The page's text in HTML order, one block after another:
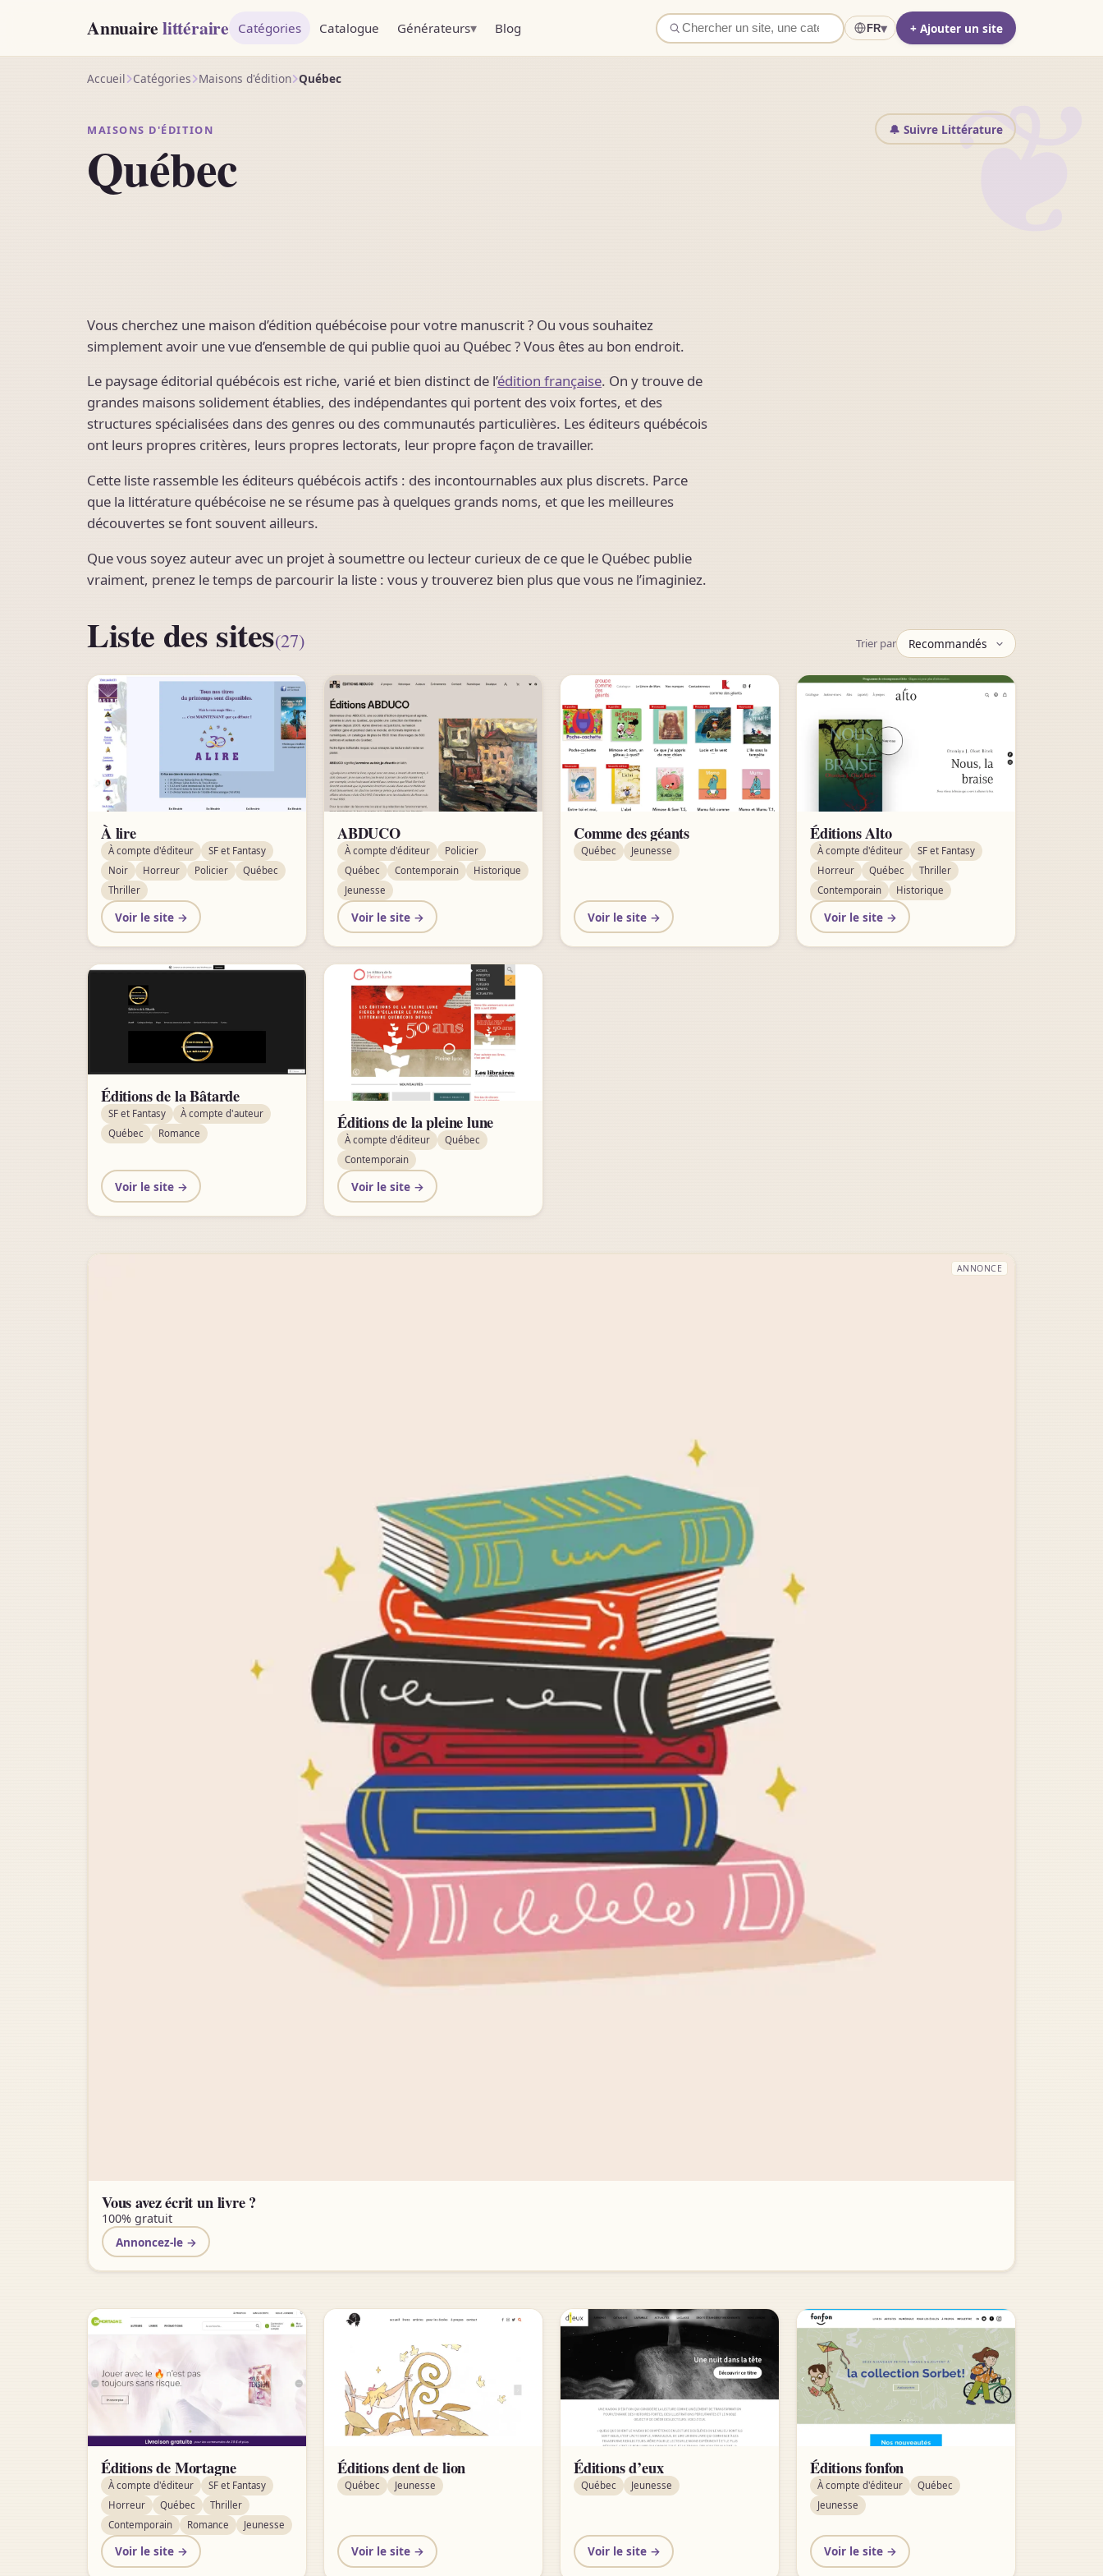
Annuairelittéraire Catégories Catalogue Générateurs▾ Blog FR▾ + Ajouter un site
❦
Accueil Catégories Maisons d'édition Québec
MAISONS D'ÉDITION
Québec
🔔 Suivre Littérature
Vous cherchez une maison d’édition québécoise pour votre manuscrit ? Ou vous souhaitez
simplement avoir une vue d’ensemble de qui publie quoi au Québec ? Vous êtes au bon endroit.
Le paysage éditorial québécois est riche, varié et bien distinct de l’édition française. On y trouve de
grandes maisons solidement établies, des indépendantes qui portent des voix fortes, et des
structures spécialisées dans des genres ou des communautés particulières. Les éditeurs québécois
ont leurs propres critères, leurs propres lectorats, leur propre façon de travailler.
Cette liste rassemble les éditeurs québécois actifs : des incontournables aux plus discrets. Parce
que la littérature québécoise ne se résume pas à quelques grands noms, et que les meilleures
découvertes se font souvent ailleurs.
Que vous soyez auteur avec un projet à soumettre ou lecteur curieux de ce que le Québec publie
vraiment, prenez le temps de parcourir la liste : vous y trouverez bien plus que vous ne l’imaginiez.
Liste des sites(27) Trier par
À lire
À compte d'éditeur
SF et Fantasy
Noir
Horreur Policier
Québec
Thriller
Voir le site →
ABDUCO
À compte d'éditeur
Policier
Québec
Contemporain
Historique
Jeunesse
Voir le site →
Comme des géants
Québec Jeunesse
Voir le site →
Éditions Alto
À compte d'éditeur
SF et Fantasy
Horreur
Québec
Thriller
Contemporain
Historique
Voir le site →
Éditions de la Bâtarde
SF et Fantasy
À compte d'auteur
Québec
Romance
Voir le site →
Éditions de la pleine lune
À compte d'éditeur
Québec
Contemporain
Voir le site →
ANNONCE
Vous avez écrit un livre ?
100% gratuit
Annoncez-le →
Éditions de Mortagne
À compte d'éditeur
SF et Fantasy
Horreur
Québec
Thriller
Contemporain
Romance Jeunesse
Voir le site →
Éditions dent de lion
Québec Jeunesse
Voir le site →
Éditions d’eux
Québec Jeunesse
Voir le site →
Éditions fonfon
À compte d'éditeur
Québec
Jeunesse
Voir le site →